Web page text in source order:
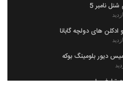
شنل نامبر 5
ادکلن های دولچه گابانا
دیور بلومینگ بوکه
تبلیغ عطر